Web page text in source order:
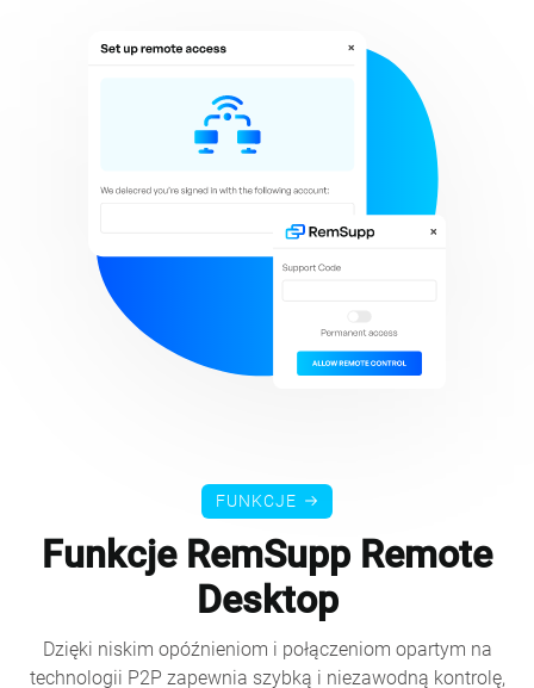
FUNKCJE
Funkcje RemSupp Remote
Desktop
Dzięki niskim opóźnieniom i połączeniom opartym na
technologii P2P zapewnia szybką i niezawodną kontrolę,